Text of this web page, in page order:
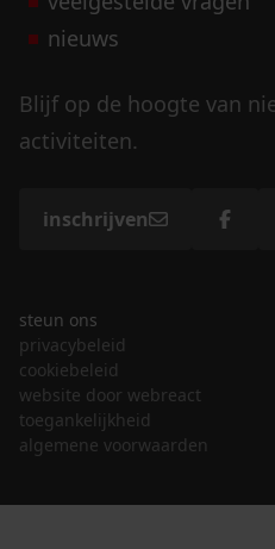
nieuws
Blijf op de hoogte van
activiteiten.
inschrijven
steun ons
privacybeleid
cookiebeleid
website door webreact
toegankelijkheid
algemene voorwaarden